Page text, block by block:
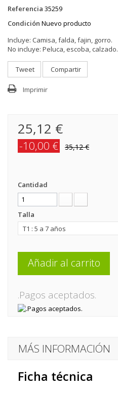
Referencia 35259
Condición Nuevo producto
Incluye: Camisa, falda, fajin, gorro.
No incluye: Peluca, escoba, calzado.
Tweet Compartir
Imprimir
25,12 €
-10,00 € 35,12 €
Cantidad
Talla
Añadir al carrito
.Pagos aceptados.
MÁS INFORMACIÓN
Ficha técnica